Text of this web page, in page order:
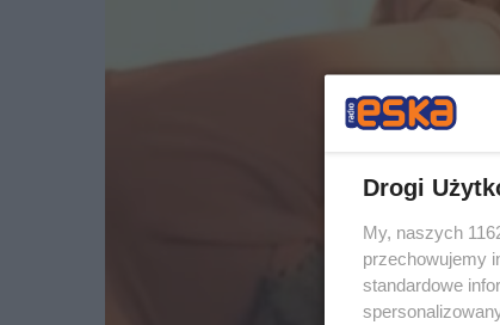
Drogi
My, naszych
przechowujemy
standardowe